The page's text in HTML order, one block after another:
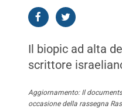
Il biopic ad alta
scrittore
Aggiornamento: Il
occasione della rassegna